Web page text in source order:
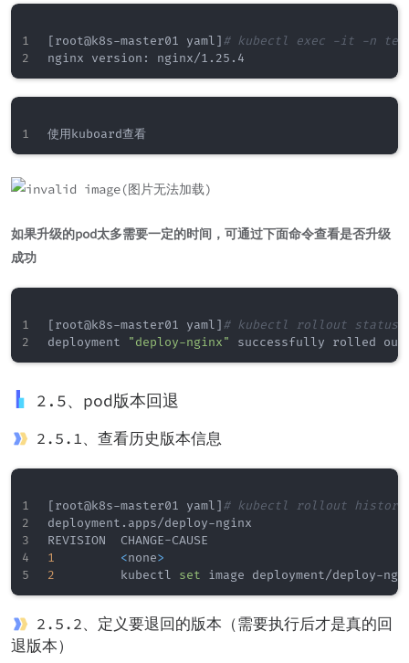
[root@k8s-master01 yaml] # kubectl exec -it -n test
如果升级的pod太多需要一定的时间，可通过下面命令查看是否升级
成功
[root@k8s-master01 yaml] # kubectl rollout status
deployment
"deploy-nginx"
2.5、pod版本回退
2.5.1、查看历史版本信息
[root@k8s-master01 yaml] # kubectl rollout history
deployment.apps/deploy-nginx
1
<none>
2
         kubectl
set image deployment/deploy-
2.5.2、定义要退回的版本（需要执行后才是真的回
退版本）